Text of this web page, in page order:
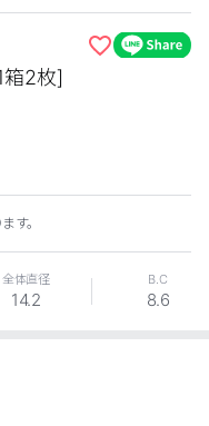
箱2枚]
す。
全体直径
14.2
B.C
8.6